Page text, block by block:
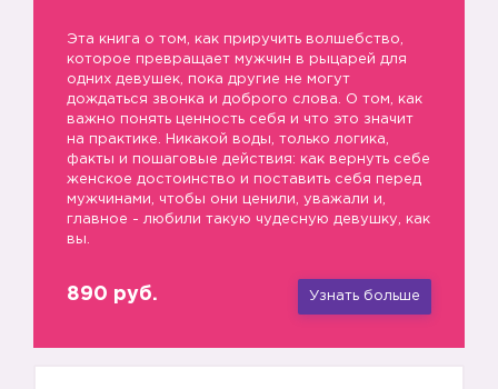
Эта книга о том, как приручить волшебство,
которое превращает мужчин в рыцарей для
одних девушек, пока другие не могут
дождаться звонка и доброго слова. О том, как
важно понять ценность себя и что это значит
на практике. Никакой воды, только логика,
факты и пошаговые действия: как вернуть себе
женское достоинство и поставить себя перед
мужчинами, чтобы они ценили, уважали и,
главное - любили такую чудесную девушку, как
вы.
890 руб. Узнать больше